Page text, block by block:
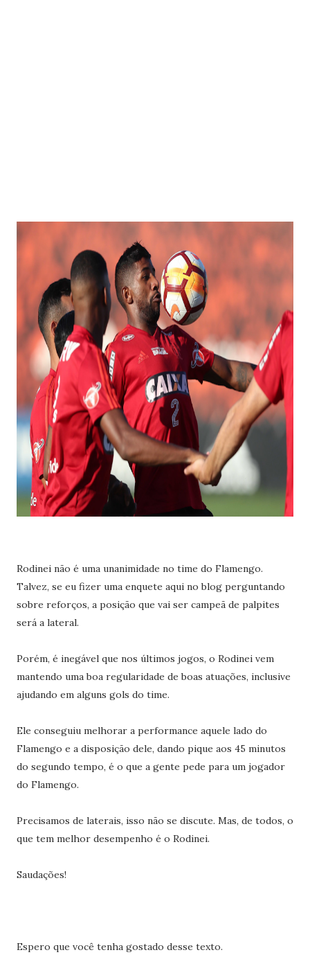
Rodinei não é uma unanimidade no time do Flamengo.
Talvez, se eu fizer uma enquete aqui no blog perguntando
sobre reforços, a posição que vai ser campeã de palpites
será a lateral.
Porém, é inegável que nos últimos jogos, o Rodinei vem
mantendo uma boa regularidade de boas atuações, inclusive
ajudando em alguns gols do time.
Ele conseguiu melhorar a performance aquele lado do
Flamengo e a disposição dele, dando pique aos 45 minutos
do segundo tempo, é o que a gente pede para um jogador
do Flamengo.
Precisamos de laterais, isso não se discute. Mas, de todos, o
que tem melhor desempenho é o Rodinei.
Saudações!
Espero que você tenha gostado desse texto.